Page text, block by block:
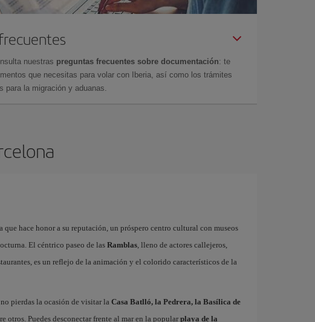
nuestras preguntas frecuentes sobre documentación: te
que necesitas para volar con Iberia, así como los trámites
para la migración y aduanas.
hace honor a su reputación, un próspero centro cultural con museos
El céntrico paseo de las Ramblas, lleno de actores callejeros,
es un reflejo de la animación y el colorido característicos de la
pierdas la ocasión de visitar la Casa Batlló, la Pedrera, la Basílica de
otros. Puedes desconectar frente al mar en la popular playa de la